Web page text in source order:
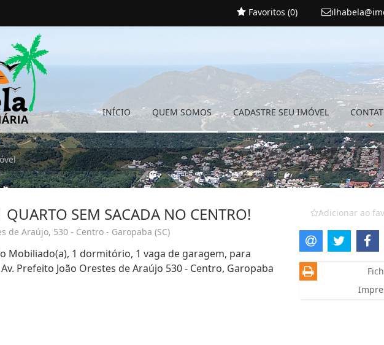
Favoritos (0)
INÍCIO QUEM SOMOS CADASTRE SEU IMÓVEL
SEM SACADA NO CENTRO!
de Araújo, 530 - Centro - Garopaba (SC)
Mobiliado(a), 1 dormitório, 1 vaga de garagem, para
Prefeito João Orestes de Araújo 530 - Centro, Garopaba
Adicionar ao